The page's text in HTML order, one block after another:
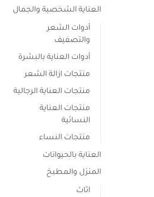
العناية الشخصية والجمال
أدوات الشعر
والتصفيف
أدوات العناية بالبشرة
منتجات ازالة الشعر
منتجات العناية الرجالية
منتجات العناية
النسائية
منتجات النساء
العناية بالحيوانات
المنزل والمطبخ
اثاث